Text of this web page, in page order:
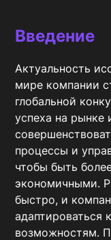
Введение
Актуальность
мире компании
глобальной
успеха на рынке
процессы и
чтобы быть
экономичными.
быстро, и
адаптироваться
возможностям.